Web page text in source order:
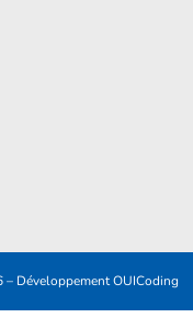
– DéveloppementOUICoding